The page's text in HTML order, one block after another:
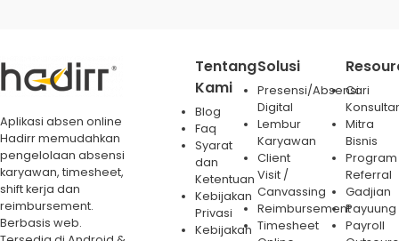
Aplikasi absen online
Hadirr memudahkan
pengelolaan absensi
karyawan, timesheet,
shift kerja dan
reimbursement.
Berbasis web.
Tentang
Kami
Blog
Faq
Syarat
dan
Ketentuan
Kebijakan
Privasi
Kebijakan
Solusi
Presensi/Absensi
Digital
Lembur
Karyawan
Client
Visit /
Canvassing
Reimbursement
Timesheet
Cari
Mitra
Bisnis
Program
Referral
Gadjian
Payuung
Payroll